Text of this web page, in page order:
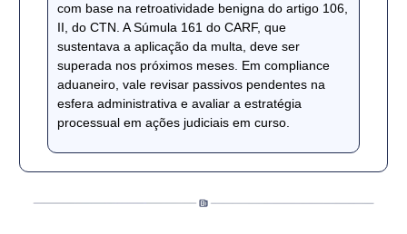
com base na retroatividade benigna do artigo 106,
II, do CTN. A Súmula 161 do CARF, que
sustentava a aplicação da multa, deve ser
superada nos próximos meses. Em compliance
aduaneiro, vale revisar passivos pendentes na
esfera administrativa e avaliar a estratégia
processual em ações judiciais em curso.